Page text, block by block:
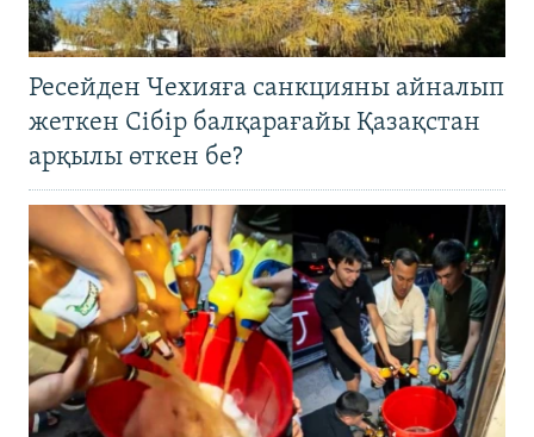
Ресейден Чехияға санкцияны айналып
жеткен Сібір балқарағайы Қазақстан
арқылы өткен бе?